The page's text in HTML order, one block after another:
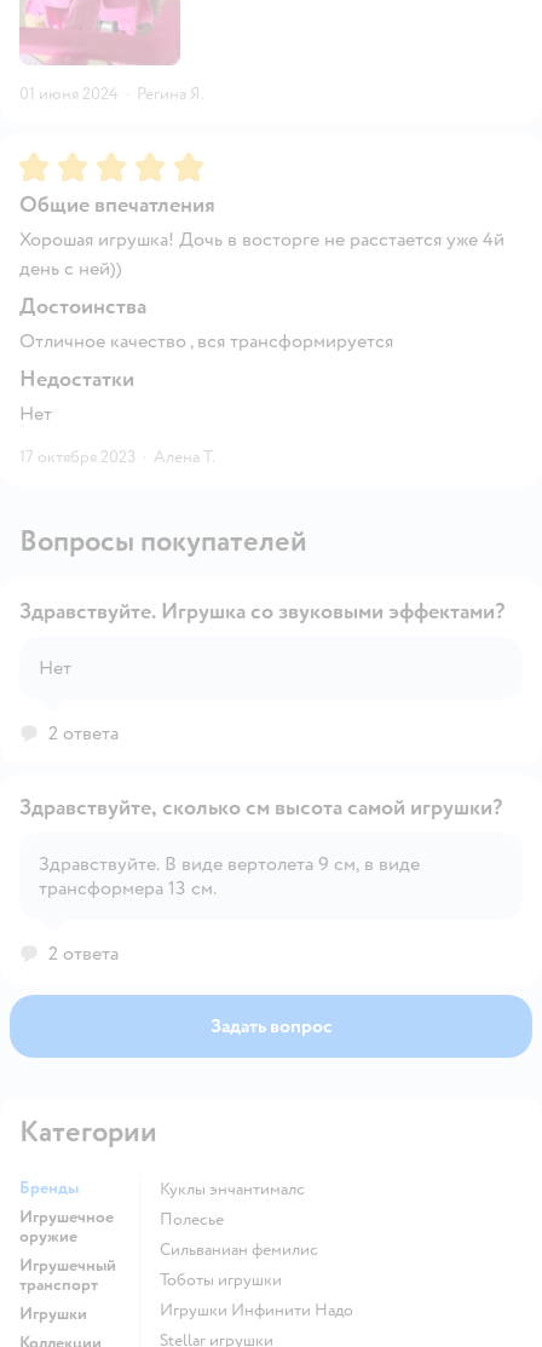
01 июня 2024 · Регина Я.
Рейтинг:5
Общие впечатления
Хорошая игрушка! Дочь в восторге не расстается уже 4й
день с ней))
Достоинства
Отличное качество , вся трансформируется
Недостатки
Нет
17 октября 2023 · Алена Т.
Вопросы покупателей
Здравствуйте. Игрушка со звуковыми эффектами?
Нет
2 ответа
Здравствуйте, сколько см высота самой игрушки?
Здравствуйте. В виде вертолета 9 см, в виде
трансформера 13 см.
2 ответа
Задать вопрос
Категории
Бренды
Игрушечное
оружие
Игрушечный
транспорт
Игрушки
Коллекции
Куклы энчантималс
Полесье
Сильваниан фемилис
Тоботы игрушки
Игрушки Инфинити Надо
Stellar игрушки